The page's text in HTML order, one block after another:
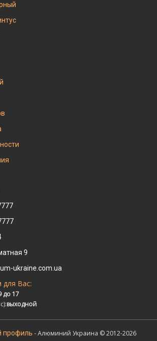
9
ukraine.com.ua
Вас:
до 17
выходной
профиль - Алюминий Украина © 2012-2026